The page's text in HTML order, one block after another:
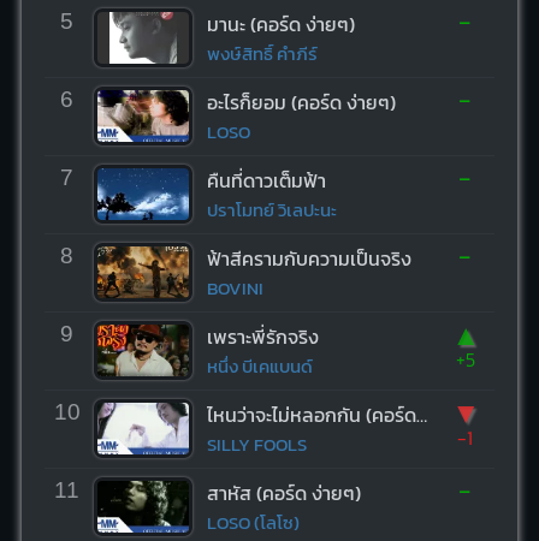
5 มานะ (คอร์ด ง่ายๆ)
พงษ์สิทธิ์ คำภีร์
-
6 อะไรก็ยอม (คอร์ด ง่ายๆ)
LOSO
-
7 คืนที่ดาวเต็มฟ้า
ปราโมทย์ วิเลปะนะ
-
8 ฟ้าสีครามกับความเป็นจริง
BOVINI
-
9 เพราะพี่รักจริง
หนึ่ง บีเคแบนด์
▲
+5
10 ไหนว่าจะไม่หลอกกัน (คอร์ด ง่ายๆ)
SILLY FOOLS
▼
-1
11 สาหัส (คอร์ด ง่ายๆ)
LOSO (โลโซ)
-